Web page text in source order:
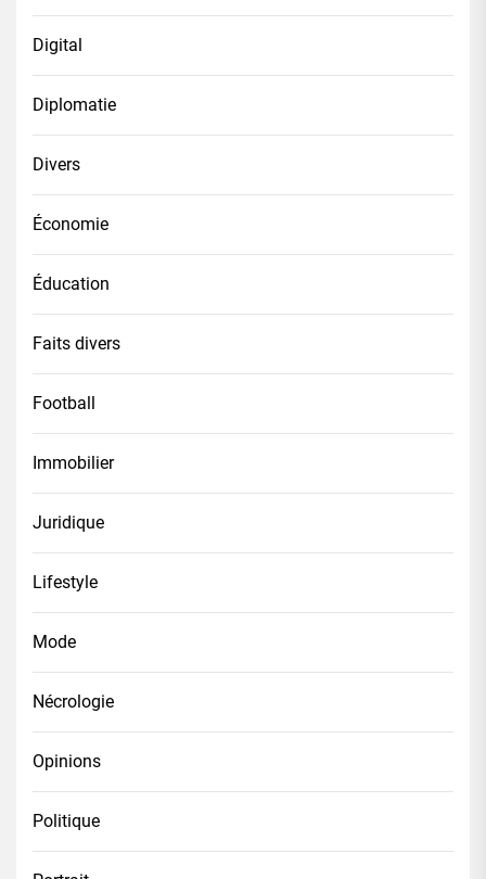
Digital
Diplomatie
Divers
Économie
Éducation
Faits divers
Football
Immobilier
Juridique
Lifestyle
Mode
Nécrologie
Opinions
Politique